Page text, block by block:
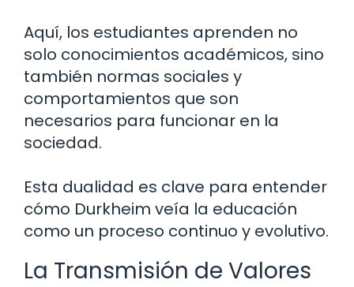
Aquí, los estudiantes aprenden no
solo conocimientos académicos, sino
también normas sociales y
comportamientos que son
necesarios para funcionar en la
sociedad.
Esta dualidad es clave para entender
cómo Durkheim veía la educación
como un proceso continuo y evolutivo.
La Transmisión de Valores